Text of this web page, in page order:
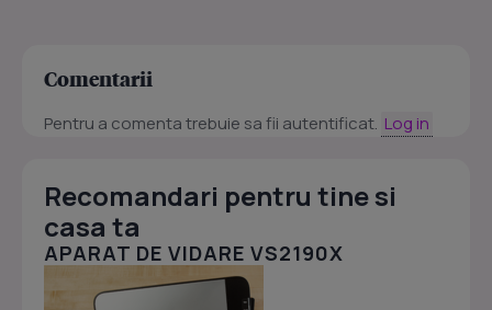
Comentarii
Pentru a comenta trebuie sa fii autentificat. Log in
Recomandari pentru tine si
casa ta
APARAT DE VIDARE VS2190X